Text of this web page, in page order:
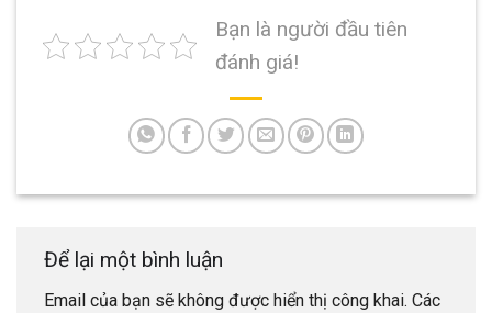
Bạn là người đầu tiên
đánh giá!
Để lại một bình luận
Email của bạn sẽ không được hiển thị công khai. Các